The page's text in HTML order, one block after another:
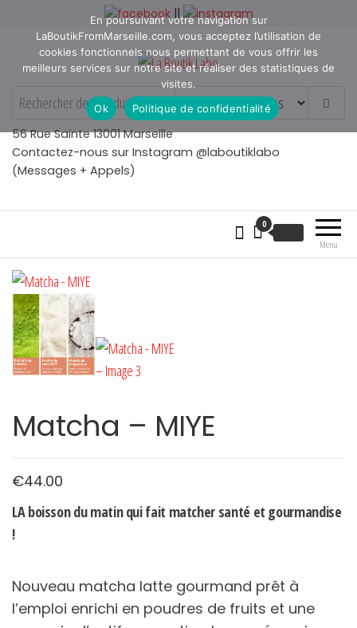
||
La Boutik Labo
La boutique de denicheur
de talents à Marseille en
Provence
56 Rue Sainte 13001 Marseille
Contactez-nous sur Instagram @laboutiklabo
(Messages + Appels)
Menu
0
Matcha – MIYE
€44.00
LA boisson du matin qui fait matcher santé et gourmandise
!
Nouveau matcha latte gourmand prêt à
l’emploi enrichi en poudres de fruits et une
En poursuivant votre navigation sur
LaBoutikFromMarseille.com, vous acceptez l’utilisation de
cookies fonctionnels nous permettant de vous offrir les
meilleurs services sur notre site et réaliser des statistiques de
visites.
Ok
Politique de confidentialité